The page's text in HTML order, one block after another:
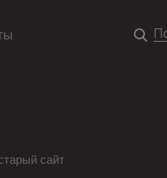
сайт